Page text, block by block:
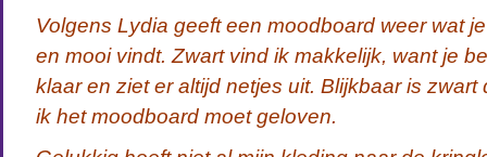
Volgens Lydia geeft een moodboard weer wat
en mooi vindt. Zwart vind ik makkelijk, want je
klaar en ziet er altijd netjes uit. Blijkbaar is zwart
ik het moodboard moet geloven.